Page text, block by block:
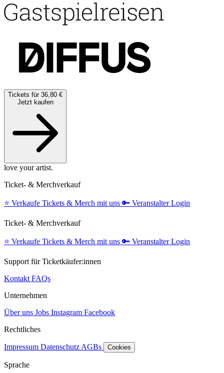
Tickets für 36,80 €
Jetzt kaufen
love your artist.
Ticket- & Merchverkauf
⭐️ Verkaufe Tickets & Merch mit uns 🔑 Veranstalter Login
Ticket- & Merchverkauf
⭐️ Verkaufe Tickets & Merch mit uns 🔑 Veranstalter Login
Support für Ticketkäufer:innen
Kontakt FAQs
Unternehmen
Über uns Jobs Instagram Facebook
Rechtliches
Impressum Datenschutz AGBs Cookies
Sprache